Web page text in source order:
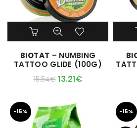
BIOTAT – NUMBING
TATTOO GLIDE (100G)
15.54€ 13.21€
-15% -15%